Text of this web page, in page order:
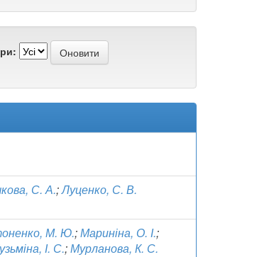
С. А.;Луценко, С. В.
М. Ю.;Мариніна, О. І.;
І. С.;Мурланова, К. С.